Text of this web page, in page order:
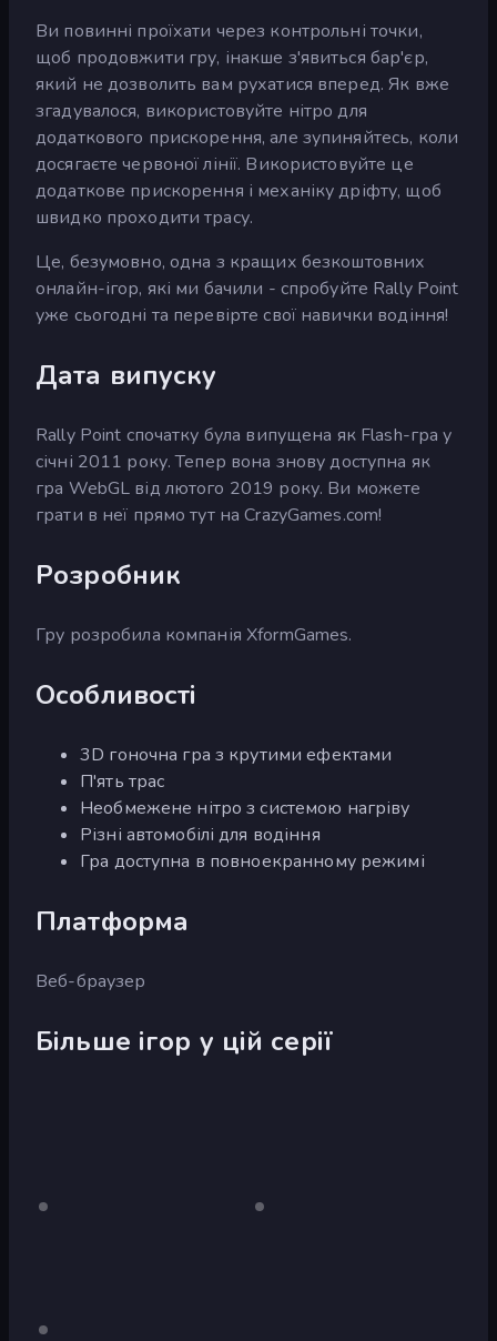
Ви повинні проїхати через контрольні точки,
щоб продовжити гру, інакше з'явиться бар'єр,
який не дозволить вам рухатися вперед. Як вже
згадувалося, використовуйте нітро для
додаткового прискорення, але зупиняйтесь, коли
досягаєте червоної лінії. Використовуйте це
додаткове прискорення і механіку дріфту, щоб
швидко проходити трасу.
Це, безумовно, одна з кращих безкоштовних
онлайн-ігор, які ми бачили - спробуйте Rally Point
уже сьогодні та перевірте свої навички водіння!
Дата випуску
Rally Point спочатку була випущена як Flash-гра у
січні 2011 року. Тепер вона знову доступна як
гра WebGL від лютого 2019 року. Ви можете
грати в неї прямо тут на CrazyGames.com!
Розробник
Гру розробила компанія XformGames.
Особливості
3D гоночна гра з крутими ефектами
П'ять трас
Необмежене нітро з системою нагріву
Різні автомобілі для водіння
Гра доступна в повноекранному режимі
Платформа
Веб-браузер
Більше ігор у цій серії
Rally
Лише
Rally
Лише